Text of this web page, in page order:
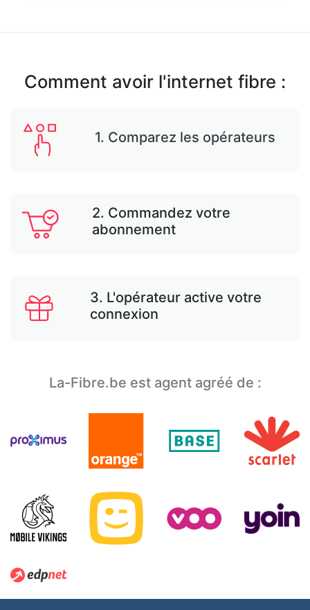
Comment avoir l'internet fibre :
1. Comparez les opérateurs
2. Commandez votre
abonnement
3. L'opérateur active votre
connexion
La-Fibre.be est agent agréé de :